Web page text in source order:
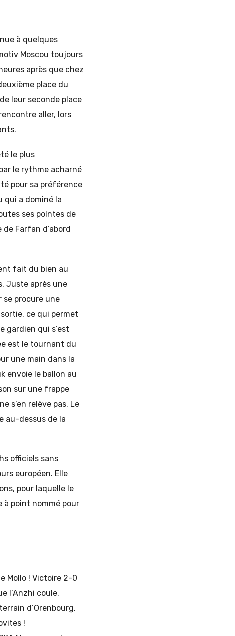
à quelques
Moscou toujours
après que chez
place du
de leur seconde place
aller, lors
le plus
le rythme acharné
pour sa préférence
qui a dominé la
ses pointes de
Farfan d’abord
fait du bien au
Juste après une
se procure une
ce qui permet
gardien qui s’est
est le tournant du
une main dans la
envoie le ballon au
sur une frappe
s’en relève pas. Le
au-dessus de la
officiels sans
européen. Elle
pour laquelle le
à point nommé pour
Mollo ! Victoire 2-0
l’Anzhi coule.
d’Orenbourg,
!